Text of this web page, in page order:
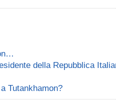
della Repubblica
Tutankhamon?